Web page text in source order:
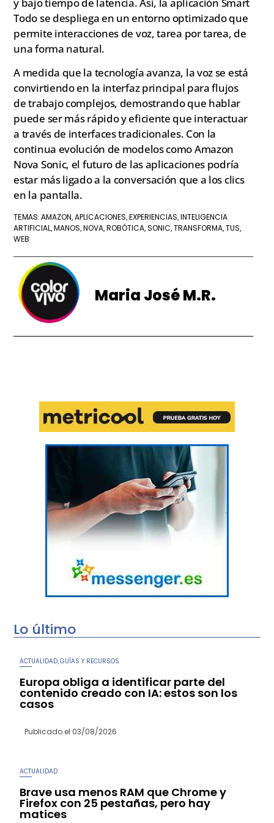
Todo se despliega en un entorno optimizado que
permite interacciones de voz, tarea por tarea, de
una forma natural.
A medida que la tecnología avanza, la voz se está
convirtiendo en la interfaz principal para flujos
de trabajo complejos, demostrando que hablar
puede ser más rápido y eficiente que interactuar
a través de interfaces tradicionales. Con la
continua evolución de modelos como Amazon
Nova Sonic, el futuro de las aplicaciones podría
estar más ligado a la conversación que a los clics
en la pantalla.
TEMAS:AMAZON ,APLICACIONES ,EXPERIENCIAS ,INTELIGENCIA
ARTIFICIAL ,MANOS ,NOVA ,ROBÓTICA ,SONIC ,TRANSFORMA ,TUS
WEB
Maria José M.R.
Lo último
ACTUALIDAD ,GUÍAS Y RECURSOS
Europa obliga a identificar parte del
contenido creado con IA: estos son los
casos
Publicado el 03/08/2026
ACTUALIDAD
Brave usa menos RAM que Chrome y
Firefox con 25 pestañas, pero hay
matices